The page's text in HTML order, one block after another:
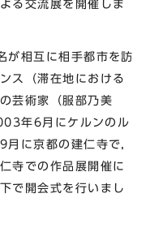
る交流展を開催しま
相互に相手都市を訪
ス（滞在地における
芸術家（服部乃美
年6月にケルンのル
に京都の建仁寺で，
寺での作品展開催に
で開会式を行いまし